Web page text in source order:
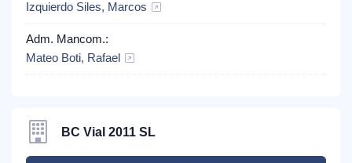
Izquierdo Siles, Marcos
Adm. Mancom.:
Mateo Boti, Rafael
BC Vial 2011 SL